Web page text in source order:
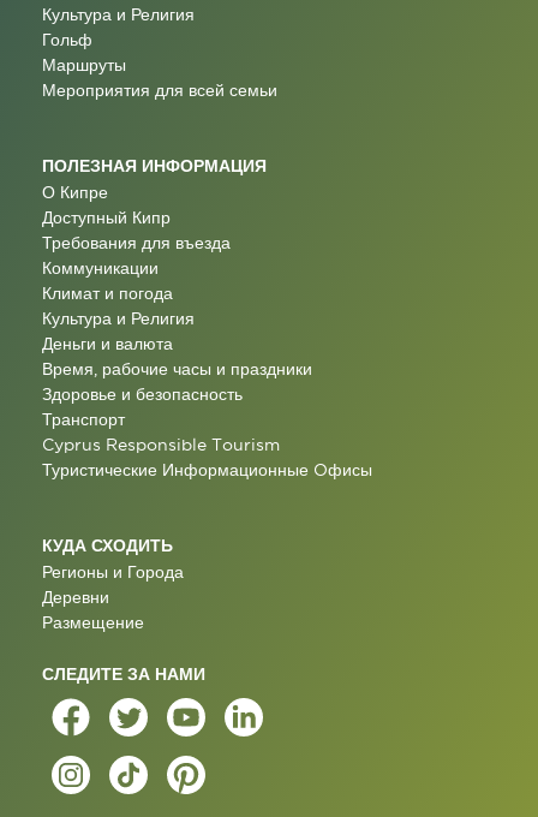
Культура и Религия
Гольф
Маршруты
Мероприятия для всей семьи
ПОЛЕЗНАЯ ИНФОРМАЦИЯ
О Кипре
Доступный Кипр
Требования для въезда
Коммуникации
Климат и погода
Культура и Религия
Деньги и валюта
Время, рабочие часы и праздники
Здоровье и безопасность
Транспорт
Cyprus Responsible Tourism
Туристические Информационные Oфисы
КУДА СХОДИТЬ
Регионы и Города
Деревни
Размещение
СЛЕДИТЕ ЗА НАМИ